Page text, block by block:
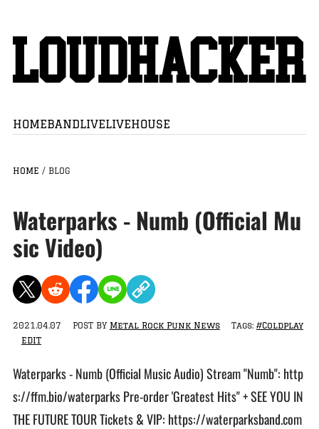
HOMEBANDLIVELIVEHOUSE
HOME / BLOG
Waterparks - Numb (Official Mu
sic Video)
2021.04.07 POST BY Metal Rock Punk News Tags: #Coldplay
EDIT
Waterparks - Numb (Official Music Audio) Stream "Numb": http
s://ffm.bio/waterparks​ Pre-order 'Greatest Hits" + SEE YOU IN
THE FUTURE TOUR Tickets & VIP: https://waterparksband.com​